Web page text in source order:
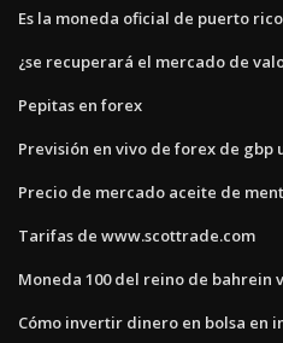
Es la moneda oficial de puerto rico
¿se recuperará el mercado de
Pepitas en forex
Previsión en vivo de forex de gbp
Precio de mercado aceite de
Tarifas de www.scottrade.com
Moneda 100 del reino de bahrein
Cómo invertir dinero en bolsa en